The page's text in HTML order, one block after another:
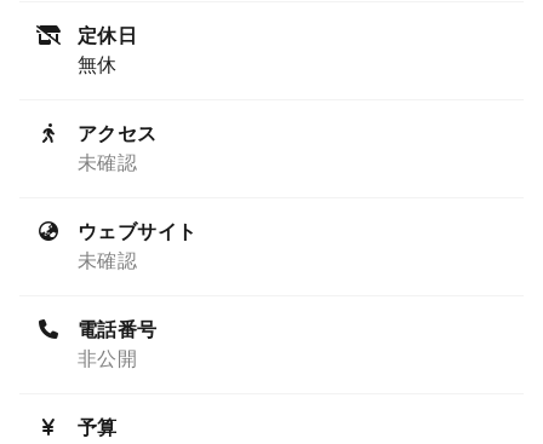
定休日
無休
アクセス
未確認
ウェブサイト
未確認
電話番号
非公開
予算